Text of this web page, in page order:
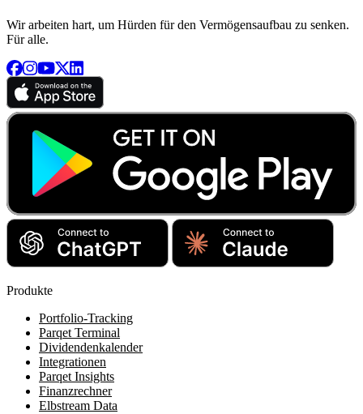
Wir arbeiten hart, um Hürden für den Vermögensaufbau zu senken.
Für alle.
Produkte
Portfolio-Tracking
Parqet Terminal
Dividendenkalender
Integrationen
Parqet Insights
Finanzrechner
Elbstream Data